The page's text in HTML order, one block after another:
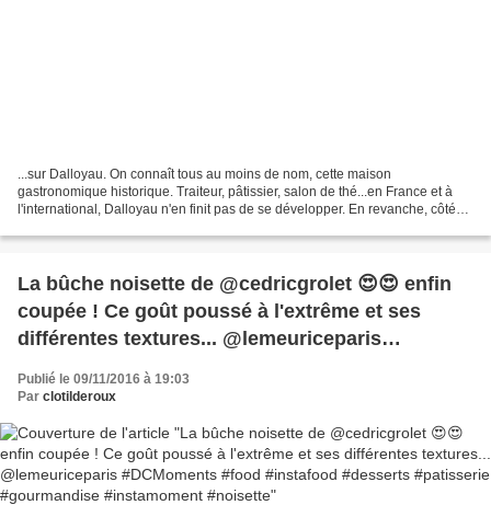
...sur Dalloyau. On connaît tous au moins de nom, cette maison
gastronomique historique. Traiteur, pâtissier, salon de thé...en France et à
l'international, Dalloyau n'en finit pas de se développer. En revanche, côté
La bûche noisette de @cedricgrolet 😍😍 enfin
coupée ! Ce goût poussé à l'extrême et ses
différentes textures... @lemeuriceparis
#patisserie #gourmandise #instamoment
Publié le 09/11/2016 à 19:03
Par clotilderoux